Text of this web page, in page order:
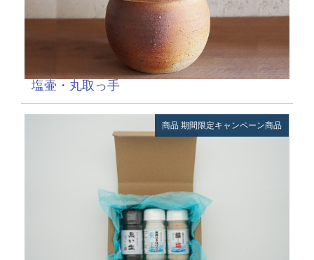
塩壷・丸取っ手
商品 期間限定キャンペーン商品